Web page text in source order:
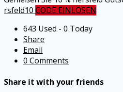
rsfeld10 CODE EINLÖSEN
643 Used - 0 Today
Share
Email
0 Comments
Share it with your friends